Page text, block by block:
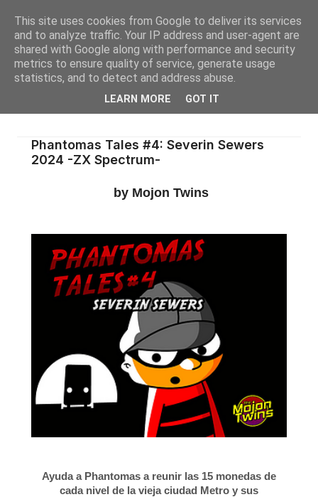
Phantomas Tales #4: Severin Sewers
2024 -ZX Spectrum-
by Mojon Twins
Ayuda a Phantomas a reunir las 15 monedas de
cada nivel de la vieja ciudad Metro y sus
This site uses cookies from Google to deliver its services
and to analyze traffic. Your IP address and user-agent are
shared with Google along with performance and security
metrics to ensure quality of service, generate usage
statistics, and to detect and address abuse.
LEARN MORE GOT IT